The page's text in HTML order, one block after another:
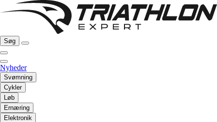
Søg
Nyheder
Svømning
Cykler
Løb
Ernæring
Elektronik